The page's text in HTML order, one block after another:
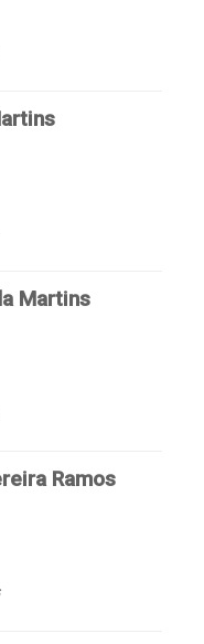
Martins
Ramos